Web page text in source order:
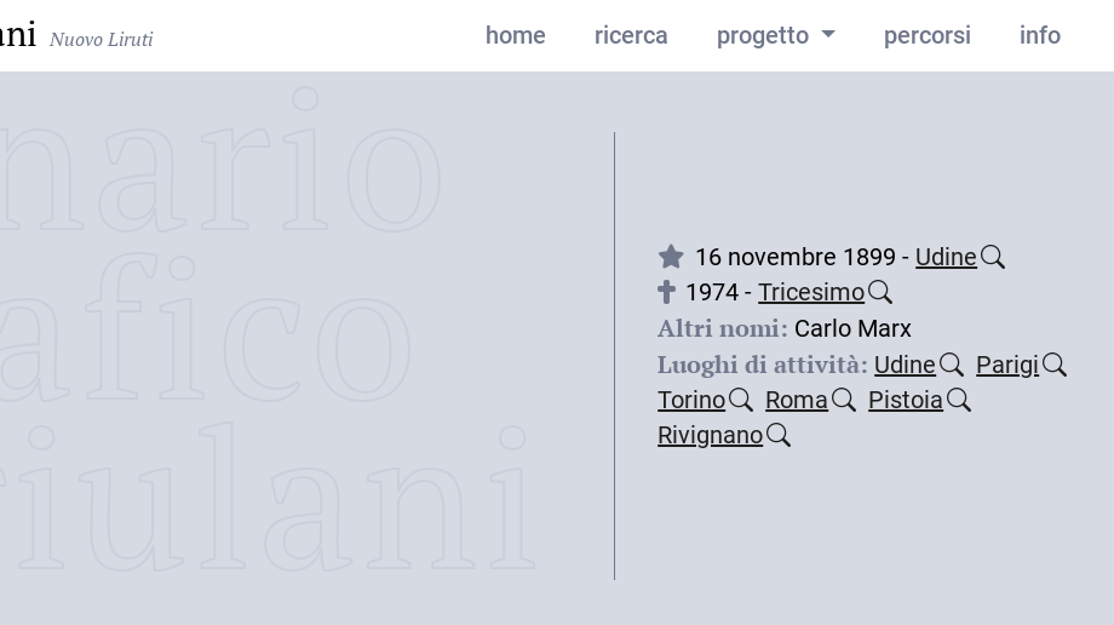
Nuovo Liruti home ricerca progetto percorsi info
16 novembre 1899 - Udine
1974 -Tricesimo
Altri nomi: Carlo Marx
Luoghi di attività: Udine
Parigi
Torino
Roma
Pistoia
Rivignano